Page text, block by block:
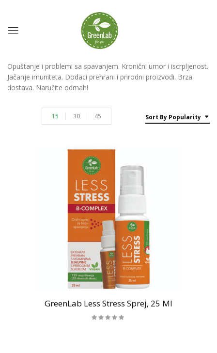
Opuštanje i problemi sa spavanjem. Kronični umor i iscrpljenost.
Jačanje imuniteta. Dodaci prehrani i prirodni proizvodi. Brza
dostava. Naručite odmah!
Sort By Popularity
15 30 45
GreenLab Less Stress Sprej, 25 Ml